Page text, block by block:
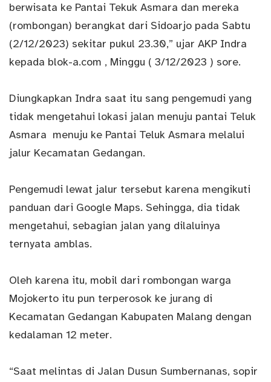
berwisata ke Pantai Tekuk Asmara dan mereka
(rombongan) berangkat dari Sidoarjo pada Sabtu
(2/12/2023) sekitar pukul 23.30,” ujar AKP Indra
kepada blok-a.com , Minggu ( 3/12/2023 ) sore.
Diungkapkan Indra saat itu sang pengemudi yang
tidak mengetahui lokasi jalan menuju pantai Teluk
Asmara menuju ke Pantai Teluk Asmara melalui
jalur Kecamatan Gedangan.
Pengemudi lewat jalur tersebut karena mengikuti
panduan dari Google Maps. Sehingga, dia tidak
mengetahui, sebagian jalan yang dilaluinya
ternyata amblas.
Oleh karena itu, mobil dari rombongan warga
Mojokerto itu pun terperosok ke jurang di
Kecamatan Gedangan Kabupaten Malang dengan
kedalaman 12 meter.
“Saat melintas di Jalan Dusun Sumbernanas, sopir